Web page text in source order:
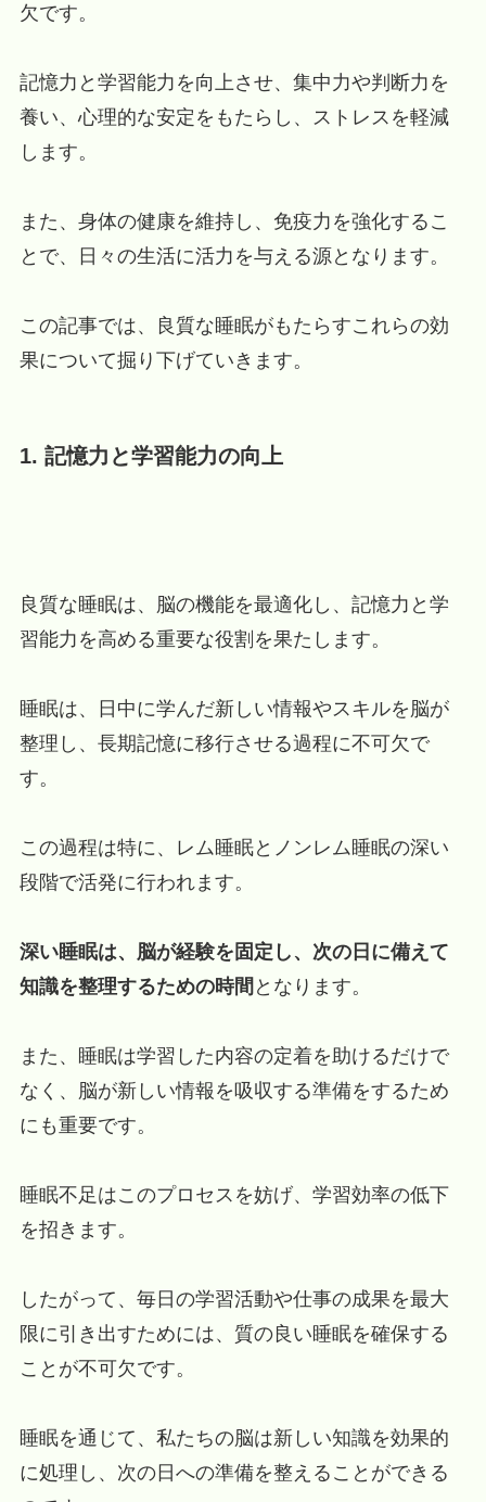
欠です。
記憶力と学習能力を向上させ、集中力や判断力を
養い、心理的な安定をもたらし、ストレスを軽減
します。
また、身体の健康を維持し、免疫力を強化するこ
とで、日々の生活に活力を与える源となります。
この記事では、良質な睡眠がもたらすこれらの効
果について掘り下げていきます。
1. 記憶力と学習能力の向上
良質な睡眠は、脳の機能を最適化し、記憶力と学
習能力を高める重要な役割を果たします。
睡眠は、日中に学んだ新しい情報やスキルを脳が
整理し、長期記憶に移行させる過程に不可欠で
す。
この過程は特に、レム睡眠とノンレム睡眠の深い
段階で活発に行われます。
深い睡眠は、脳が経験を固定し、次の日に備えて
知識を整理するための時間 となります。
また、睡眠は学習した内容の定着を助けるだけで
なく、脳が新しい情報を吸収する準備をするため
にも重要です。
睡眠不足はこのプロセスを妨げ、学習効率の低下
を招きます。
したがって、毎日の学習活動や仕事の成果を最大
限に引き出すためには、質の良い睡眠を確保する
ことが不可欠です。
睡眠を通じて、私たちの脳は新しい知識を効果的
に処理し、次の日への準備を整えることができる